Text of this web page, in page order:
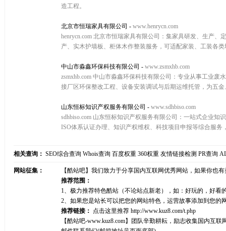
造工程。
北京市恒瑞家具有限公司 - www.henrycn.com
henrycn.com 北京市恒瑞家具有限公司：集家具研发、生产
产、实木护墙板、柜体木作整装服务，可适配家装、工装各
中山市淼鑫环保科技有限公司 - www.zsmxhb.com
zsmxhb.com 中山市淼鑫环保科技有限公司：专业从事工业
接厂区环保整改工程、设备安装调试与后期运维托管，为五
山东恒标知识产权服务有限公司 - www.sdhbiso.com
sdhbiso.com 山东恒标知识产权服务有限公司：一站式企业
ISO体系认证办理、知识产权维权、科技项目申报等综合服
相关查询： SEO综合查询 Whois查询 百度权重 360权重 友情链接检测 PR查询
网站征集：
【酷站吧】我们致力于分享国内互联网优秀网站，如果你也
推荐范围：
1、极力推荐特色酷站（不论站点新老），如：好玩的，好
2、如果您是站长可以把您的网站特色，运营故事添加到您
推荐链接： 点击这里推荐 http://www.kuz8.com/t.php
【酷站吧-www.kuz8.com】团队辛勤耕耘，励志收集国内互